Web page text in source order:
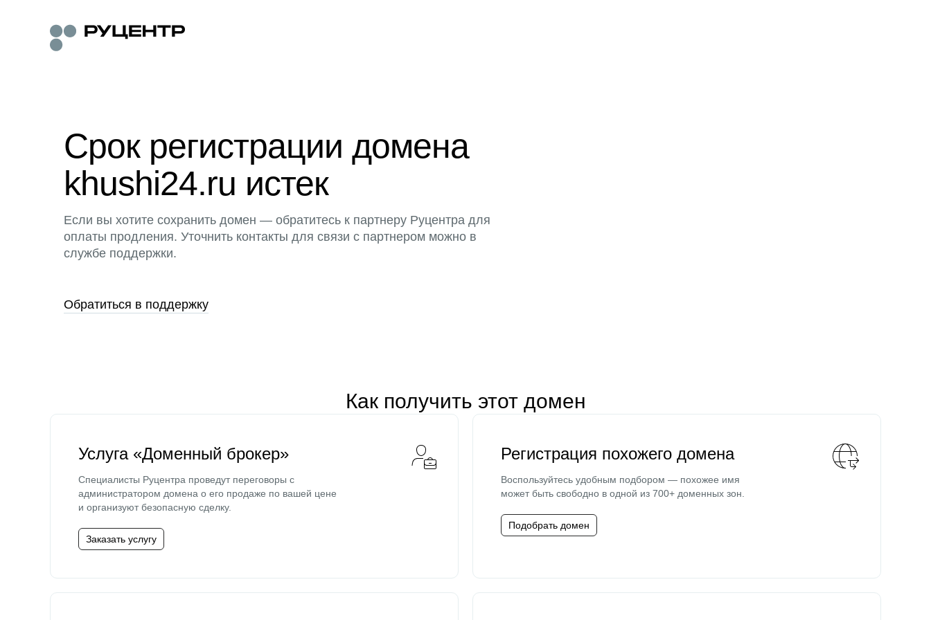
Срок регистрации домена
khushi24.ru истек
Если вы хотите сохранить домен — обратитесь к партнеру Руцентра для
оплаты продления. Уточнить контакты для связи с партнером можно в
службе поддержки.
Обратиться в поддержку
Как получить этот домен
Услуга «Доменный брокер»
Специалисты Руцентра проведут переговоры с
администратором домена о его продаже по вашей цене
и организуют безопасную сделку.
Заказать услугу
Регистрация похожего домена
Воспользуйтесь удобным подбором — похожее имя
может быть свободно в одной из 700+ доменных зон.
Подобрать домен